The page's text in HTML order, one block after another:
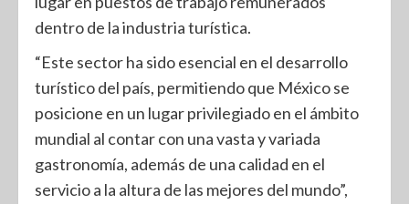
dentro de la industria turística.
“Este sector ha sido esencial en el desarrollo
turístico del país, permitiendo que México se
posicione en un lugar privilegiado en el ámbito
mundial al contar con una vasta y variada
gastronomía, además de una calidad en el
servicio a la altura de las mejores del mundo”,